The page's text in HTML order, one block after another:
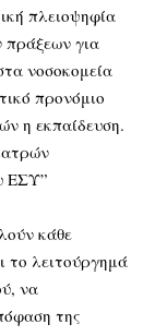
πλειοψηφία
πράξεων για
νοσοκομεία
προνόμιο
η εκπαίδευση.
ΕΣΥ”
κάθε
το λειτούργημά
να
της